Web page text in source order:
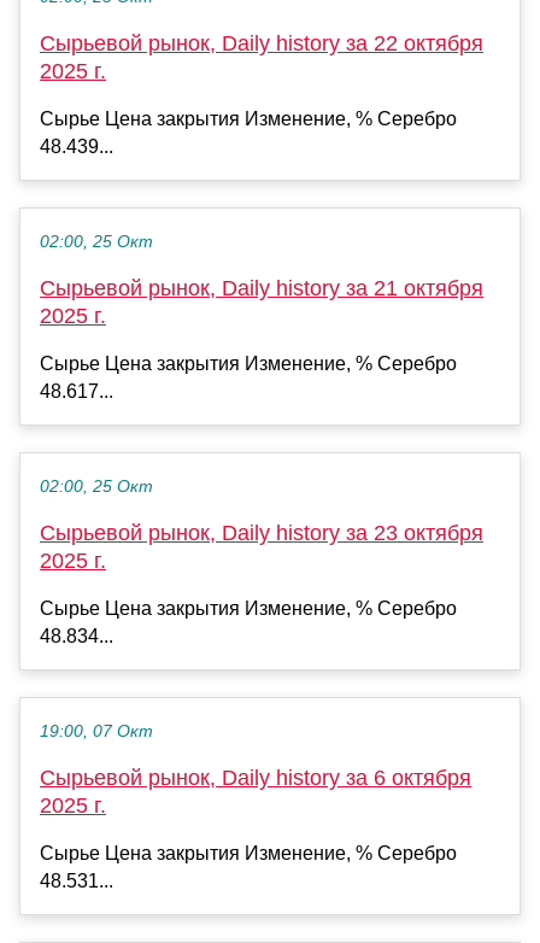
Сырьевой рынок, Daily history за 22 октября
2025 г.
Сырье Цена закрытия Изменение, % Серебро
48.439...
02:00, 25 Окт
Сырьевой рынок, Daily history за 21 октября
2025 г.
Сырье Цена закрытия Изменение, % Серебро
48.617...
02:00, 25 Окт
Сырьевой рынок, Daily history за 23 октября
2025 г.
Сырье Цена закрытия Изменение, % Серебро
48.834...
19:00, 07 Окт
Сырьевой рынок, Daily history за 6 октября
2025 г.
Сырье Цена закрытия Изменение, % Серебро
48.531...